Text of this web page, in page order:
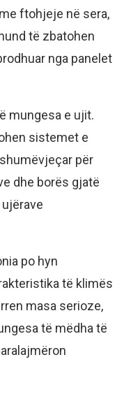
ftohjeje në sera,
të zbatohen
nga panelet
mungesa e ujit.
sistemet e
për
dhe borës gjatë
po hyn
të klimës
masa serioze,
të mëdha të